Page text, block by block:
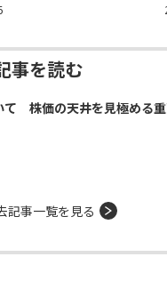
事を読む
て 株価の天井を見極める
記事一覧を見る